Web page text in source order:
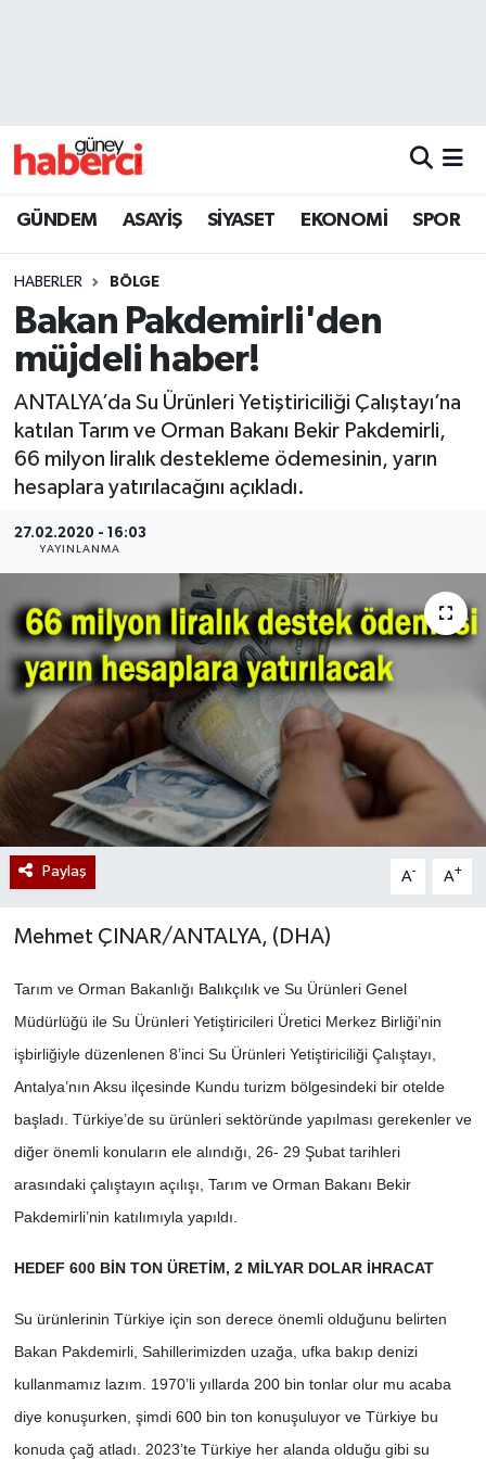
GÜNDEM ASAYİŞ SİYASET EKONOMİ SPOR
HABERLER BÖLGE
Bakan Pakdemirli'den
müjdeli haber!
ANTALYA’da Su Ürünleri Yetiştiriciliği Çalıştayı’na
katılan Tarım ve Orman Bakanı Bekir Pakdemirli,
66 milyon liralık destekleme ödemesinin, yarın
hesaplara yatırılacağını açıkladı.
27.02.2020 - 16:03
YAYINLANMA
Paylaş A- A+
Mehmet ÇINAR/ANTALYA, (DHA)
Tarım ve Orman Bakanlığı Balıkçılıkve Su Ürünleri Genel
Müdürlüğü ile Su Ürünleri Yetiştiricileri Üretici Merkez Birliği’nin
işbirliğiyle düzenlenen 8’inci Su Ürünleri Yetiştiriciliği Çalıştayı,
Antalya’nın Aksu ilçesinde Kundu turizm bölgesindeki bir otelde
başladı. Türkiye’de su ürünleri sektöründe yapılması gerekenler ve
diğer önemli konuların ele alındığı, 26- 29 Şubat tarihleri
arasındaki çalıştayın açılışı, Tarım ve Orman Bakanı Bekir
Pakdemirli’nin katılımıyla yapıldı.
HEDEF 600 BİN TON ÜRETİM, 2 MİLYAR DOLAR İHRACAT
Su ürünlerinin Türkiye için son derece önemli olduğunu belirten
Bakan Pakdemirli, Sahillerimizden uzağa, ufka bakıp denizi
kullanmamız lazım. 1970’li yıllarda 200 bin tonlar olur mu acaba
diye konuşurken, şimdi 600 bin ton konuşuluyor ve Türkiye bu
konuda çağ atladı. 2023’te Türkiye her alanda olduğu gibi su
Beyoğlu Trafik Yoğunluk Haritası
Son Dakika Haberleri
Haber Arşivi